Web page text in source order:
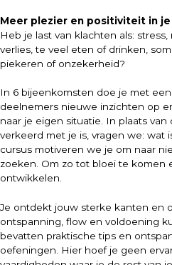
Meer plezier en positiviteit in
Heb je last van klachten als:
verlies, te veel eten of drinken,
piekeren of onzekerheid?
In 6 bijeenkomsten doe je met
deelnemers nieuwe inzichten op
naar je eigen situatie. In plaats
verkeerd met je is, vragen we: wat
cursus motiveren we je om naar
zoeken. Om zo tot bloei te komen
ontwikkelen.
Je ontdekt jouw sterke kanten en
ontspanning, flow en voldoening
bevatten praktische tips en
oefeningen. Hier hoef je geen